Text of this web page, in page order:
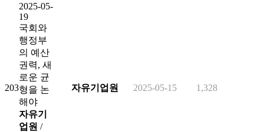
2025-05-
19
203
국회와
행정부
의 예산
권력, 새
로운 균
형을 논
해야
자유기
업원 /
자유기업원 2025-05-15 1,328